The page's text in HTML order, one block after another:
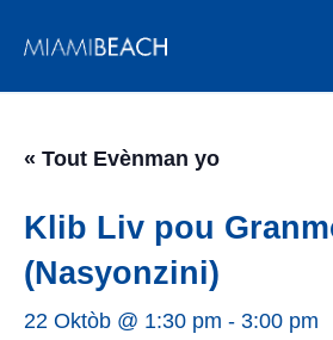
nan
« Tout Evènman yo
Klib Liv pou
(Nasyonzini)
22 Oktòb @ 1:30 pm - 3:00 pm